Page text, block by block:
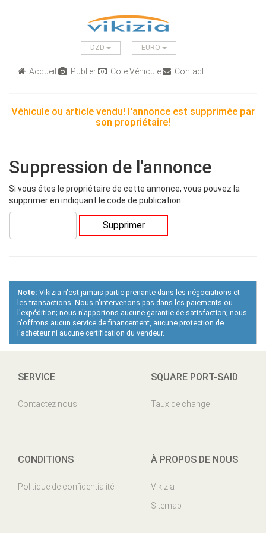
DZD EURO
Accueil Publier Cote Véhicule Contact
Véhicule ou article vendu! l'annonce est supprimée par
son propriétaire!
Suppression de l'annonce
Si vous étes le propriétaire de cette annonce, vous pouvez la
supprimer en indiquant le code de publication
Supprimer
Note: Vikizia n'est jamais partie prenante dans les négociations et
les transactions. Nous n'intervenons pas dans les paiements ou
l'expédition; nous n'apportons aucune garantie de satisfaction; nous
n'offrons aucun service de financement, aucune protection de
l'acheteur ni aucune certification du vendeur.
SERVICE
Contactez nous
SQUARE PORT-SAID
Taux de change
CONDITIONS
Politique de confidentialité
À PROPOS DE NOUS
Vikizia
Sitemap